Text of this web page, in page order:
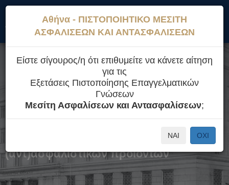
Εποπτεία Ιδιωτικής
Aσφαλιστικοί
Εξετάσεις
Εξετάσεις πιστοποίησης
επαγγελματικών γνώσεων για τη
(αντ)ασφαλιστικών προϊόντων
Αθήνα - ΠΙΣΤΟΠΟΙΗΤΙΚΟ ΜΕΣΙΤΗ
ΑΣΦΑΛΙΣΕΩΝ ΚΑΙ ΑΝΤΑΣΦΑΛΙΣΕΩΝ
Είστε σίγουρος/η ότι επιθυμείτε να κάνετε αίτηση
για τις
Εξετάσεις Πιστοποίησης Επαγγελματικών
Γνώσεων
Μεσίτη Ασφαλίσεων και Αντασφαλίσεων;
ΝΑΙ ΟΧΙ